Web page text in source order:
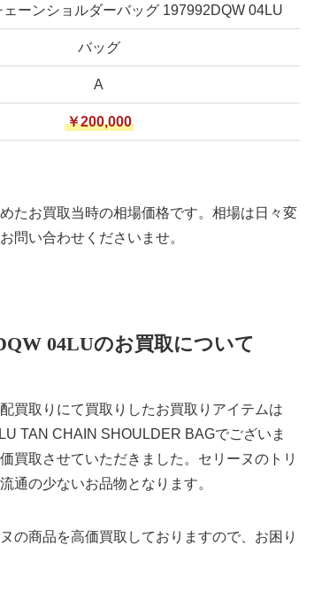
ェーンショルダーバッグ 197992DQW 04LU
バッグ
A
￥200,000
たお買取当時の相場価格です。相場は日々変
問い合わせくださいませ。
04LUのお買取について
買取りにて買取りしたお買取りアイテムは
TAN CHAIN SHOULDER BAGでございま
買取させていただきました。セリーヌのトリ
通の少ないお品物となります。
の商品を高価買取しておりますので、お困り